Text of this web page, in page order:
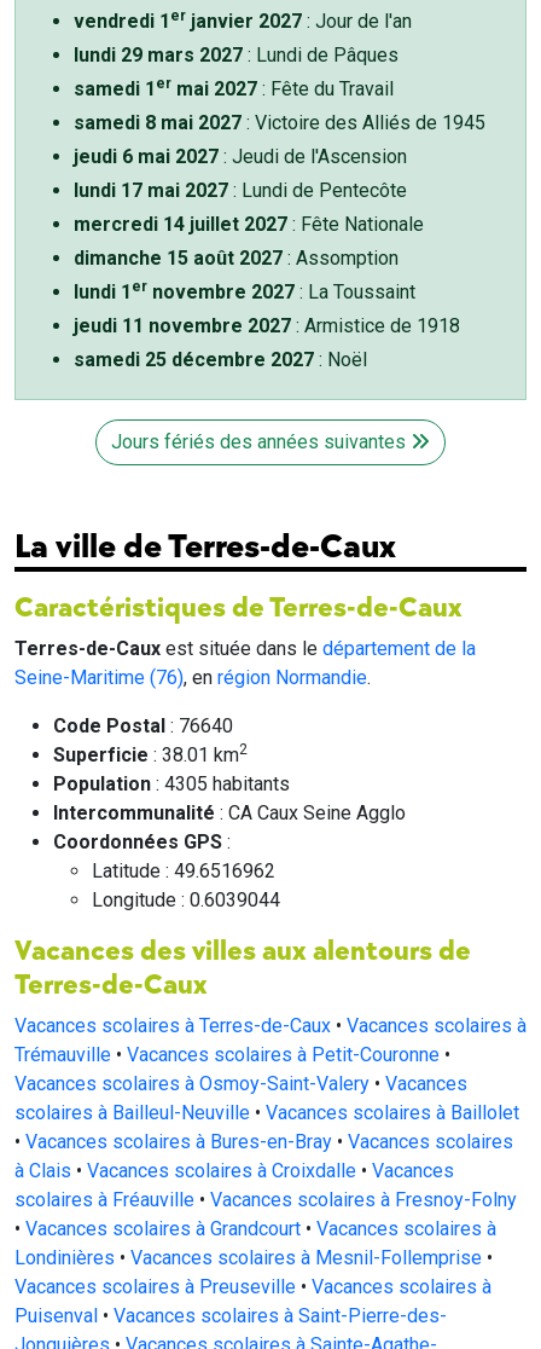
vendredi 1 er janvier 2027 : Jour de l'an
lundi 29 mars 2027 : Lundi de Pâques
samedi 1 er mai 2027 : Fête du Travail
samedi 8 mai 2027 : Victoire des Alliés de 1945
jeudi 6 mai 2027 : Jeudi de l'Ascension
lundi 17 mai 2027 : Lundi de Pentecôte
mercredi 14 juillet 2027 : Fête Nationale
dimanche 15 août 2027 : Assomption
lundi 1 er novembre 2027 : La Toussaint
jeudi 11 novembre 2027 : Armistice de 1918
samedi 25 décembre 2027 : Noël
Jours fériés des années suivantes
La ville de Terres-de-Caux
Caractéristiques de Terres-de-Caux
Terres-de-Caux est située dans le département de la
Seine-Maritime (76), en région Normandie.
Code Postal : 76640
Superficie : 38.01 km2
Population : 4305 habitants
Intercommunalité : CA Caux Seine Agglo
Coordonnées GPS :
Latitude : 49.6516962
Longitude : 0.6039044
Vacances des villes aux alentours de
Terres-de-Caux
Vacances scolaires à Terres-de-Caux • Vacances scolaires à
Trémauville • Vacances scolaires à Petit-Couronne •
Vacances scolaires à Osmoy-Saint-Valery • Vacances
scolaires à Bailleul-Neuville • Vacances scolaires à Baillolet
• Vacances scolaires à Bures-en-Bray • Vacances scolaires
à Clais • Vacances scolaires à Croixdalle • Vacances
scolaires à Fréauville • Vacances scolaires à Fresnoy-Folny
• Vacances scolaires à Grandcourt • Vacances scolaires à
Londinières • Vacances scolaires à Mesnil-Follemprise •
Vacances scolaires à Preuseville • Vacances scolaires à
Puisenval • Vacances scolaires à Saint-Pierre-des-